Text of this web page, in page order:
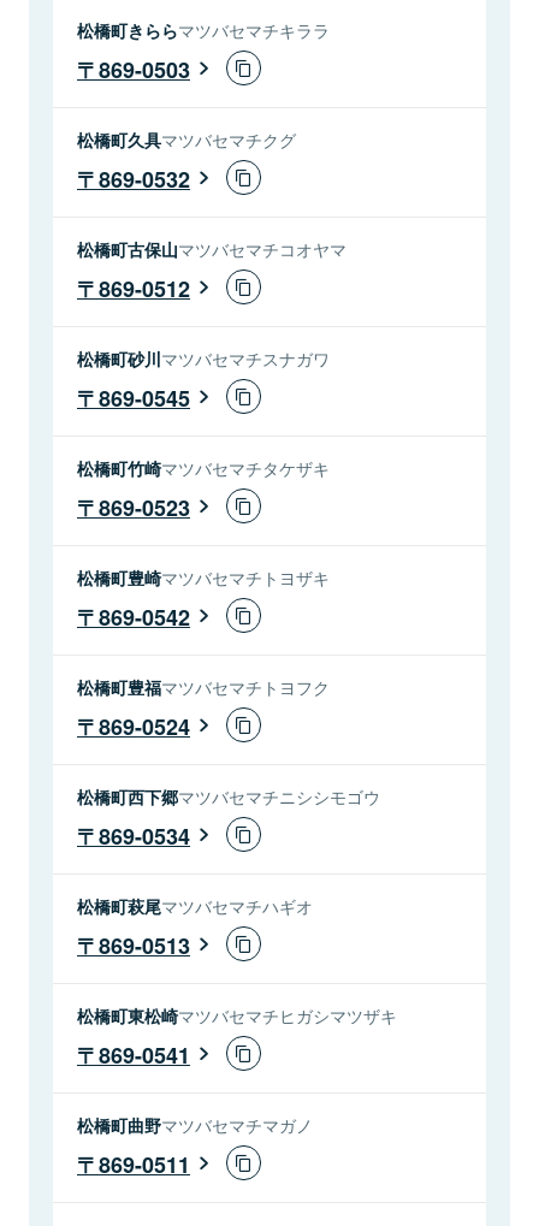
松橋町きららマツバセマチキララ
869-0503
松橋町久具マツバセマチクグ
869-0532
松橋町古保山マツバセマチコオヤマ
869-0512
松橋町砂川マツバセマチスナガワ
869-0545
松橋町竹崎マツバセマチタケザキ
869-0523
松橋町豊崎マツバセマチトヨザキ
869-0542
松橋町豊福マツバセマチトヨフク
869-0524
松橋町西下郷マツバセマチニシシモゴウ
869-0534
松橋町萩尾マツバセマチハギオ
869-0513
松橋町東松崎マツバセマチヒガシマツザキ
869-0541
松橋町曲野マツバセマチマガノ
869-0511